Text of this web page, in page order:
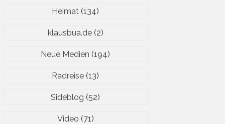
Heimat (134)
klausbua.de(2)
Neue Medien (194)
Radreise (13)
Sideblog (52)
Video (71)